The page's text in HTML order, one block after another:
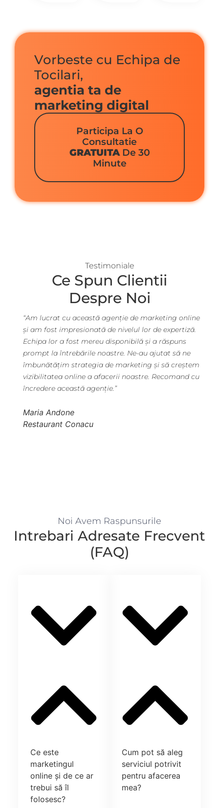
Vorbeste cu Echipa de
Tocilari,
agentia ta de
marketing digital
Participa La O
Consultatie
GRATUITADe 30
Minute
Testimoniale
Ce Spun Clientii
Despre Noi
“Am lucrat cu această agenție de marketing online
și am fost impresionată de nivelul lor de expertiză.
Echipa lor a fost mereu disponibilă și a răspuns
prompt la întrebările noastre. Ne-au ajutat să ne
îmbunătățim strategia de marketing și să creștem
vizibilitatea online a afacerii noastre. Recomand cu
încredere această agenție.”
Maria Andone
Restaurant Conacu
Noi Avem Raspunsurile
Intrebari Adresate Frecvent
(FAQ)
Ce este
marketingul
online și de ce ar
trebui să îl
folosesc?
Cum pot să aleg
serviciul potrivit
pentru afacerea
mea?